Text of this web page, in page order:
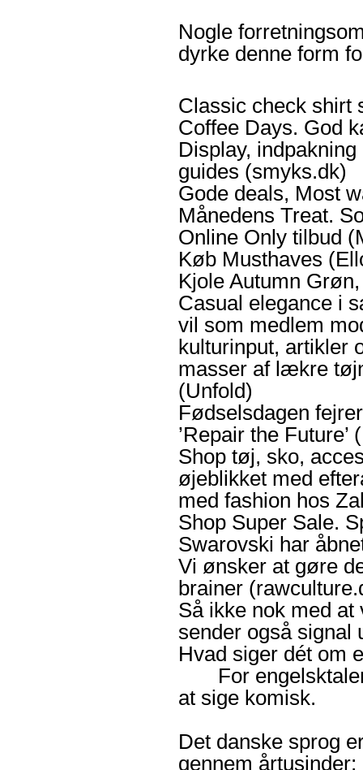
Nogle
dyrke denne form
Classic check shirt
Coffee Days. God
Display,
guides (smyks.dk)
Gode deals, Most
Månedens Treat.
Online Only tilbud
Køb Musthaves
Kjole Autumn
Casual elegance i
vil som medlem
kulturinput, artikler
masser af lækre
(Unfold)
Fødselsdagen
’Repair the Future’
Shop tøj, sko,
øjeblikket med
med fashion hos
Shop Super Sale.
Swarovski har
Vi ønsker at gøre
brainer
Så ikke nok med at
sender også signal
Hvad siger dét om
For
at sige komisk.
Det danske sprog
gennem